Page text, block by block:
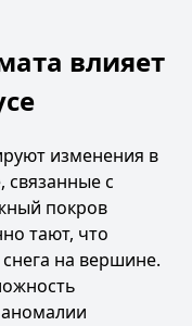
влияет
изменения в
связанные с
покров
тают, что
на вершине.